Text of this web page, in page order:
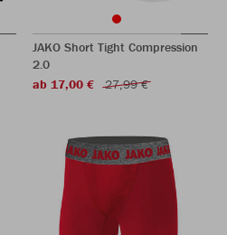
JAKO Short Tight Compression
2.0
ab 17,00 €
27,99 €